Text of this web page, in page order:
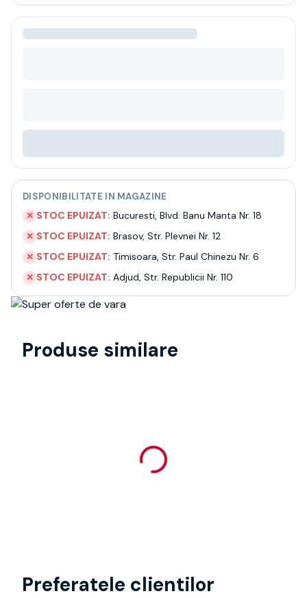
Ceai
Bacanie
Despre noi
Livrare
Termeni si conditii
Politica de confidentialitate
Intrebari frecvente
DISPONIBILITATE IN MAGAZINE
✕ STOC EPUIZAT: Bucuresti, Blvd. Banu Manta Nr. 18
✕ STOC EPUIZAT: Brasov, Str. Plevnei Nr. 12
✕ STOC EPUIZAT: Timisoara, Str. Paul Chinezu Nr. 6
✕ STOC EPUIZAT: Adjud, Str. Republicii Nr. 110
Produse similare
Preferatele clientilor